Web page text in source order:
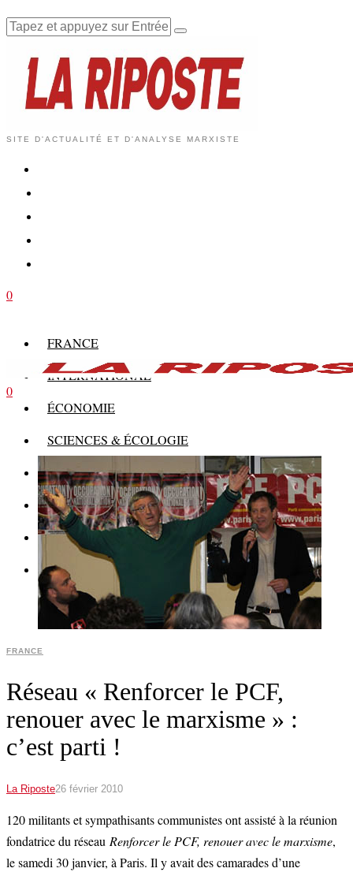
SITE D'ACTUALITÉ ET D'ANALYSE MARXISTE
0
FRANCE
INTERNATIONAL
ÉCONOMIE
SCIENCES & ÉCOLOGIE
HISTOIRE
THÉORIE
CULTURE
MULTIMÉDIAS
0
FRANCE
Réseau « Renforcer le PCF,
renouer avec le marxisme » :
c’est parti !
La Riposte26 février 2010
120 militants et sympathisants communistes ont assisté à la réunion
fondatrice du réseau Renforcer le PCF, renouer avec le marxisme,
le samedi 30 janvier, à Paris. Il y avait des camarades d’une